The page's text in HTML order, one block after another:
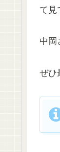
て見
中岡
ぜひ